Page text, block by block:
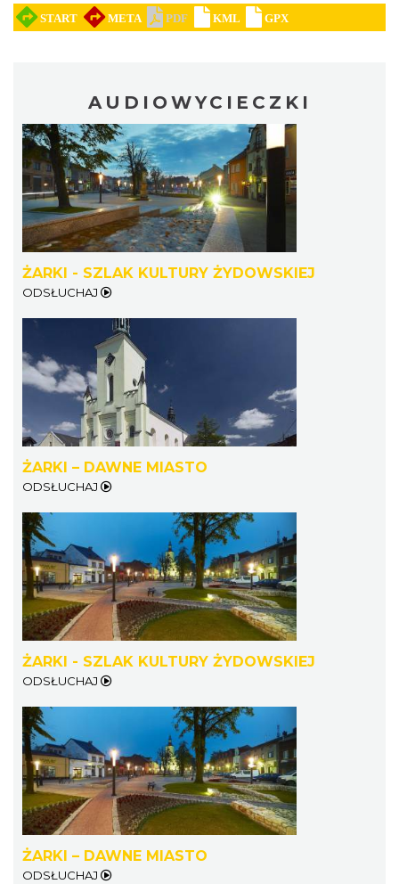
AUDIOWYCIECZKI
ŻARKI - SZLAK KULTURY ŻYDOWSKIEJ
ODSŁUCHAJ
ŻARKI – DAWNE MIASTO
ODSŁUCHAJ
ŻARKI - SZLAK KULTURY ŻYDOWSKIEJ
ODSŁUCHAJ
ŻARKI – DAWNE MIASTO
ODSŁUCHAJ